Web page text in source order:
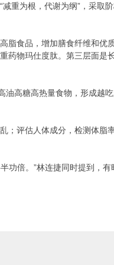
为根，代谢为纲”，采取
食品，增加膳食纤维和优
药物玛仕度肽。第三层面是
高糖高热量食物，形成越
评估人体成分，检测体脂率
倍。”林连捷同时提到，有